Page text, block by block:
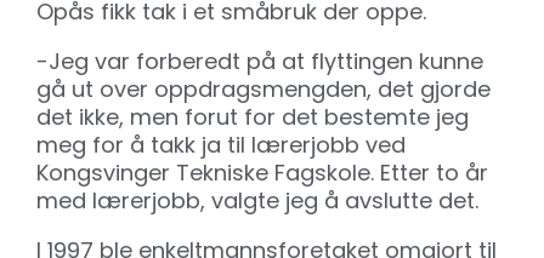
Opås fikk tak i et småbruk der oppe.
-Jeg var forberedt på at flyttingen kunne
gå ut over oppdragsmengden, det gjorde
det ikke, men forut for det bestemte jeg
meg for å takk ja til lærerjobb ved
Kongsvinger Tekniske Fagskole. Etter to år
med lærerjobb, valgte jeg å avslutte det.
I 1997 ble enkeltmannsforetaket omgjort til